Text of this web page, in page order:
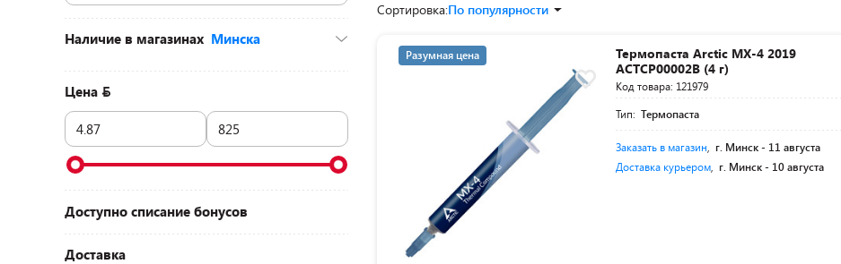
Наличие в магазинах Минска
ул. Денисовская, 8 (ТЦ «Корона-Сити», 1
этаж)
ул. Притыцкого, 156 (ТЦ «GreenCity», 2
этаж)
пр-т Партизанский, 79 (ТЦ «Prizma»,
цокольный этаж)
пр-т Дзержинского, 104-2 (ТЦ «Титан», 1
этаж)
пр-т Независимости, 154 (ТЦ «Корона»,
1 этаж) (3)
ул. Голубка, 2 (ТЦ «Бонус», 2 этаж) (2)
Цена
Доступно списание бонусов
Доставка
Сортировка:По популярности
Разумная цена
Термопаста Arctic MX-4 2019
ACTCP00002B (4 г)
Код товара: 121979
Тип: Термопаста
Заказать в магазин г. Минск - 11 августа
Доставка курьером г. Минск - 10 августа